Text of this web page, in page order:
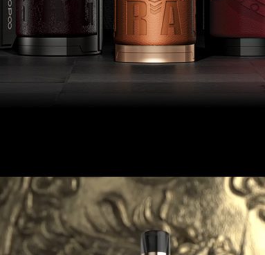
RYCERZ
kontynuuje najlepsze doznania